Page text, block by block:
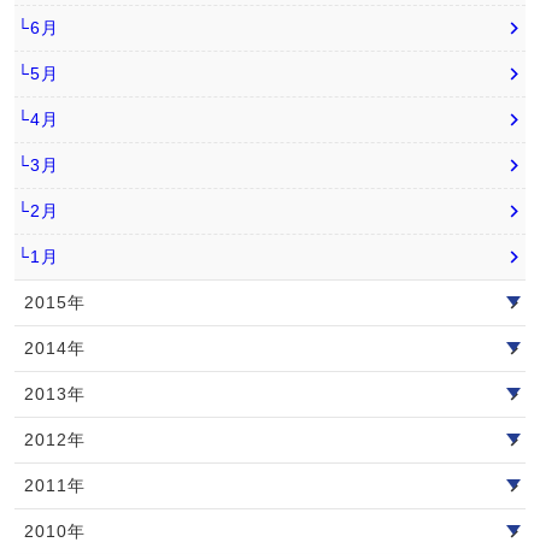
└6月
└5月
└4月
└3月
└2月
└1月
2015年
2014年
2013年
2012年
2011年
2010年